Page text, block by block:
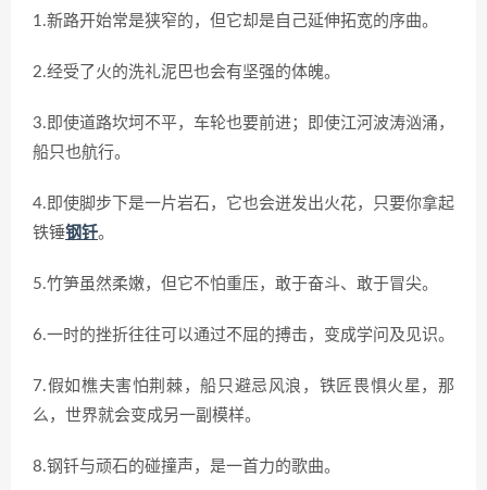
1.新路开始常是狭窄的，但它却是自己延伸拓宽的序曲。
2.经受了火的洗礼泥巴也会有坚强的体魄。
3.即使道路坎坷不平，车轮也要前进；即使江河波涛汹涌，
船只也航行。
4.即使脚步下是一片岩石，它也会迸发出火花，只要你拿起
铁锤钢钎。
5.竹笋虽然柔嫩，但它不怕重压，敢于奋斗、敢于冒尖。
6.一时的挫折往往可以通过不屈的搏击，变成学问及见识。
7.假如樵夫害怕荆棘，船只避忌风浪，铁匠畏惧火星，那
么，世界就会变成另一副模样。
8.钢钎与顽石的碰撞声，是一首力的歌曲。